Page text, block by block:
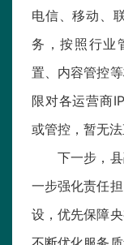
电信、移动、
务，按照行业
置、内容管控
限对各运营商
或管控，暂无
下一步，县
一步强化责任
设，优先保障